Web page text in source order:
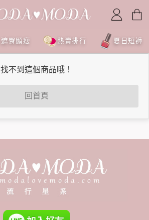
遮臀顯瘦 熱賣排行 夏日短褲
找不到這個商品哦！
回首頁